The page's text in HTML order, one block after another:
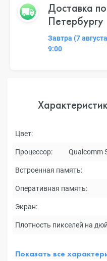
Доставка
Петербургу
Завтра (7
9:00
Цвет:
Процессор: Qualcomm
Встроенная память:
Оперативная память:
Экран:
Плотность пикселей на
Показать все